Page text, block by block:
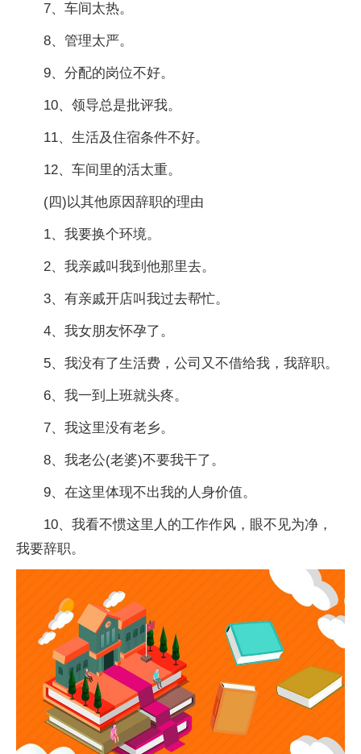
7、车间太热。
8、管理太严。
9、分配的岗位不好。
10、领导总是批评我。
11、生活及住宿条件不好。
12、车间里的活太重。
(四)以其他原因辞职的理由
1、我要换个环境。
2、我亲戚叫我到他那里去。
3、有亲戚开店叫我过去帮忙。
4、我女朋友怀孕了。
5、我没有了生活费，公司又不借给我，我辞职。
6、我一到上班就头疼。
7、我这里没有老乡。
8、我老公(老婆)不要我干了。
9、在这里体现不出我的人身价值。
10、我看不惯这里人的工作作风，眼不见为净，
我要辞职。